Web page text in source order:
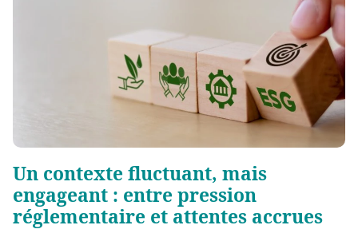
Un contexte fluctuant, mais
engageant : entre pression
réglementaire et attentes accrues